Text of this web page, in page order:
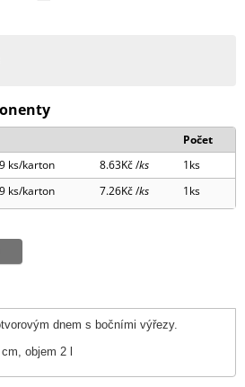
Počet
ks/karton 8.63Kč /ks 1ks
ks/karton 7.26Kč /ks 1ks
dnem s bočními výřezy.
objem 2 l